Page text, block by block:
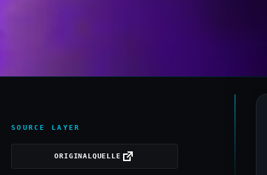
SOURCE LAYER
ORIGINALQUELLE